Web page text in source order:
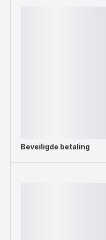
Beveiligde betaling